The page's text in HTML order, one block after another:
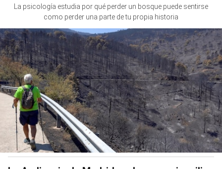
La psicología estudia por qué perder un bosque puede sentirse
como perder una parte de tu propia historia